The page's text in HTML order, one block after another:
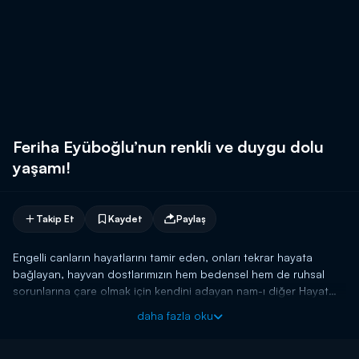
Feriha Eyüboğlu’nun renkli ve duygu dolu
yaşamı!
Takip Et Kaydet Paylaş
Engelli canların hayatlarını tamir eden, onları tekrar hayata
bağlayan, hayvan dostlarımızın hem bedensel hem de ruhsal
sorunlarına çare olmak için kendini adayan nam-ı diğer Hayat
daha fazla oku